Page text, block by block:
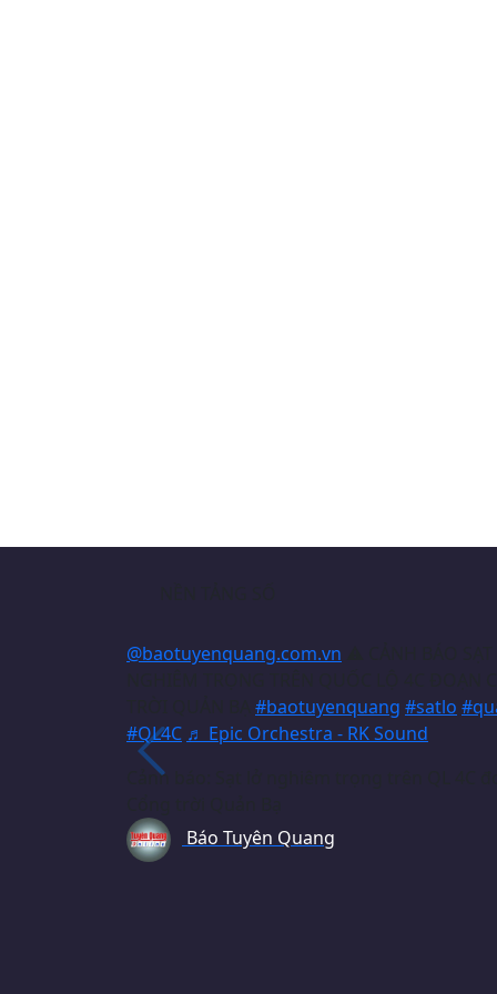
@baotuyenquang.com.vn
#baotuyenquang #satlo
#QL4C ♬ Epic Orchestra - RK Sound
Cảnh báo: Sạt lở nghiêm trọng trên QL 4C
Báo Tuyên Quang